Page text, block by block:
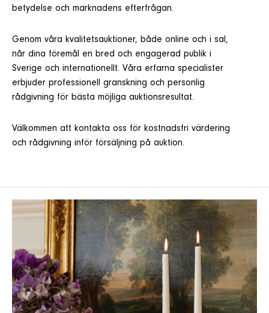
betydelse och marknadens efterfrågan.
Genom våra kvalitetsauktioner, både online och i sal,
når dina föremål en bred och engagerad publik i
Sverige och internationellt. Våra erfarna specialister
erbjuder professionell granskning och personlig
rådgivning för bästa möjliga auktionsresultat.
Välkommen att kontakta oss för kostnadsfri värdering
och rådgivning inför försäljning på auktion.